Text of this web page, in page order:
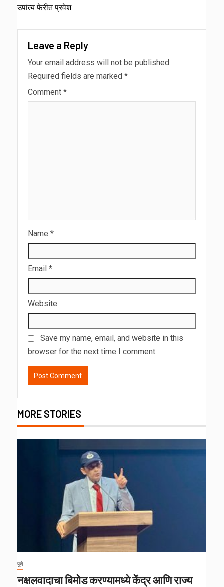
उपांत्य फेरीत प्रवेश
Leave a Reply
Your email address will not be published.
Required fields are marked *
Comment *
Name *
Email *
Website
Save my name, email, and website in this
browser for the next time I comment.
MORE STORIES
पुणे
नक्षलवादाचा बिमोड करण्यामध्ये केंद्र आणि राज्य